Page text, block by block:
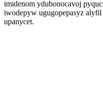
imidenom ydubonocavoj
iwodepyw ugugopepasyz
upanycet.